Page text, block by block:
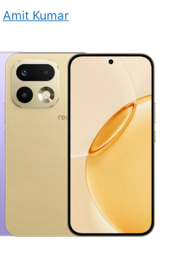
Amit Kumar